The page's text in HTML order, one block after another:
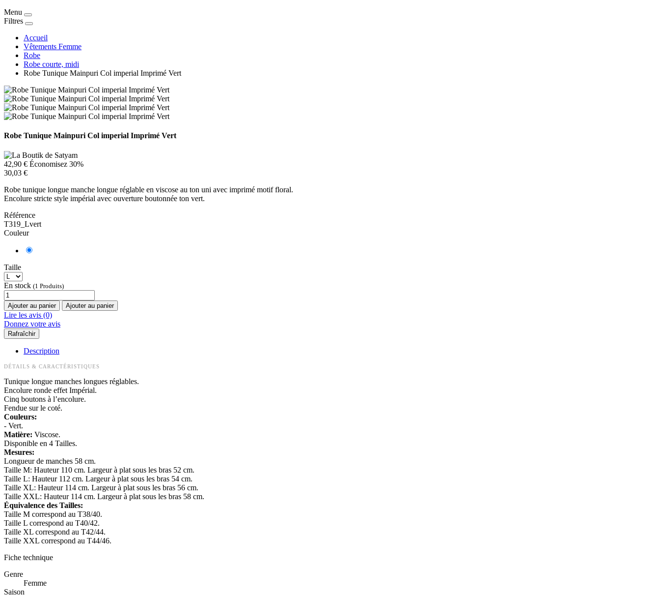
Menu
Filtres
Accueil
Vêtements Femme
Robe
Robe courte, midi
Robe Tunique Mainpuri Col imperial Imprimé Vert
Robe Tunique Mainpuri Col imperial Imprimé Vert
42,90 € Économisez 30%
30,03 €
Robe tunique longue manche longue réglable en viscose au ton uni avec imprimé motif floral.
Encolure stricte style impérial avec ouverture boutonnée ton vert.
Référence
T319_Lvert
Couleur
Taille
En stock (1 Produits)
Ajouter au panier Ajouter au panier
Lire les avis (0)
Donnez votre avis
Description
DÉTAILS & CARACTÉRISTIQUES
Tunique longue manches longues réglables.
Encolure ronde effet Impérial.
Cinq boutons à l’encolure.
Fendue sur le coté.
Couleurs:
- Vert.
Matière: Viscose.
Disponible en 4 Tailles.
Mesures:
Longueur de manches 58 cm.
Taille M: Hauteur 110 cm. Largeur à plat sous les bras 52 cm.
Taille L: Hauteur 112 cm. Largeur à plat sous les bras 54 cm.
Taille XL: Hauteur 114 cm. Largeur à plat sous les bras 56 cm.
Taille XXL: Hauteur 114 cm. Largeur à plat sous les bras 58 cm.
Équivalence des Tailles:
Taille M correspond au T38/40.
Taille L correspond au T40/42.
Taille XL correspond au T42/44.
Taille XXL correspond au T44/46.
Fiche technique
Genre
Femme
Saison